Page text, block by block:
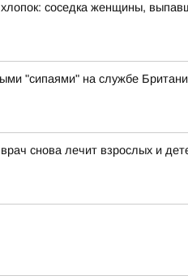
соседка женщины,
"сипаями" на службе
снова лечит взрослых и